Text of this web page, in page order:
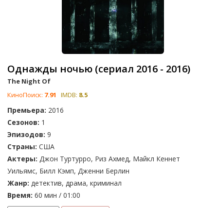
Однажды ночью (сериал 2016 - 2016)
The Night Of
КиноПоиск: 7.91 IMDB: 8.5
Премьера: 2016
Сезонов: 1
Эпизодов: 9
Страны: США
Актеры: Джон Туртурро, Риз Ахмед, Майкл Кеннет
Уильямс, Билл Кэмп, Дженни Берлин
Жанр: детектив, драма, криминал
Время: 60 мин / 01:00